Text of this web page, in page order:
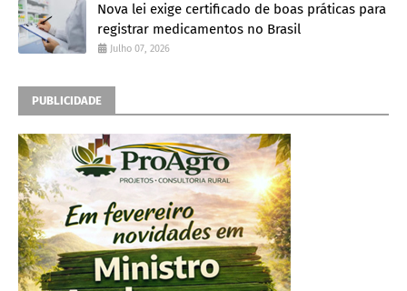
Nova lei exige certificado de boas práticas para
registrar medicamentos no Brasil
Julho 07, 2026
PUBLICIDADE